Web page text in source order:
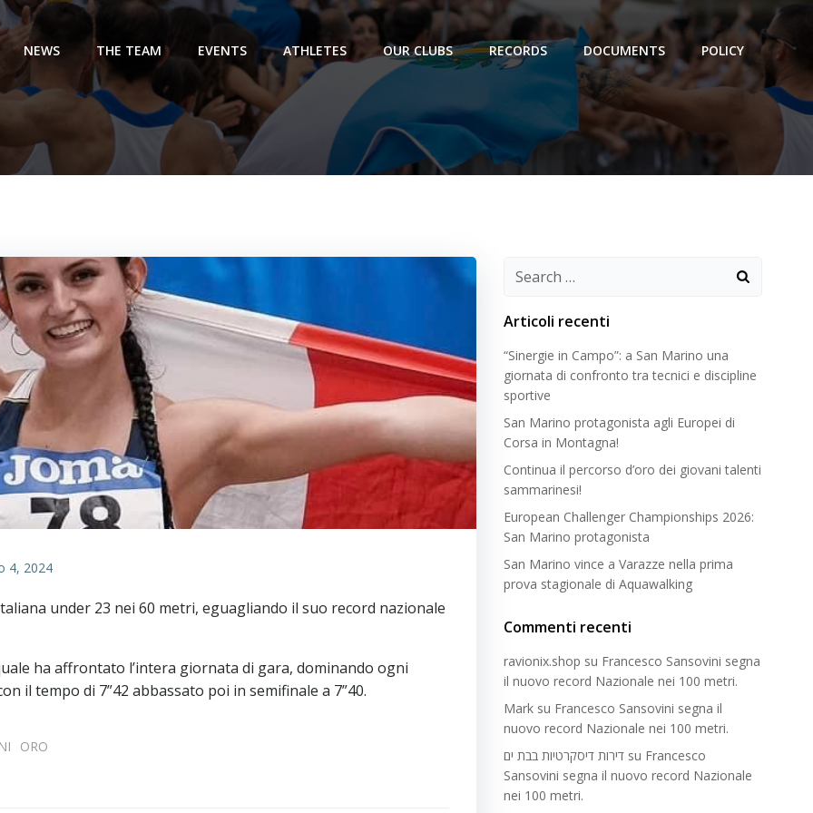
NEWS THE TEAM EVENTS ATHLETES OUR CLUBS RECORDS DOCUMENTS POLICY
4, 2024
under 23 nei 60 metri, eguagliando il suo record nazionale
ha affrontato l’intera giornata di gara, dominando ogni
il tempo di 7”42 abbassato poi in semifinale a 7”40.
ORO
Search
Articoli recenti
“Sinergie in Campo”: a San Marino una
giornata di confronto tra tecnici e discipline
sportive
San Marino protagonista agli Europei di
Corsa in Montagna!
Continua il percorso d’oro dei giovani talenti
sammarinesi!
European Challenger Championships 2026:
San Marino protagonista
San Marino vince a Varazze nella prima
prova stagionale di Aquawalking
Commenti recenti
ravionix.shop su Francesco Sansovini segna
il nuovo record Nazionale nei 100 metri.
Marksu Francesco Sansovini segna il
nuovo record Nazionale nei 100 metri.
דירות דיסקרטיות בבת יםsu Francesco
Sansovini segna il nuovo record Nazionale
nei 100 metri.